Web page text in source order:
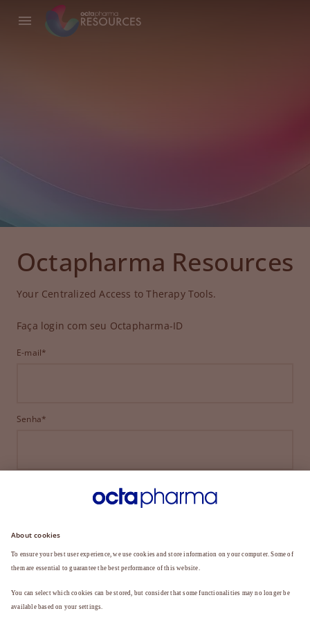
Octapharma Resources
Your Centralized Access to Therapy Tools.
Faça login com seu Octapharma-ID
E-mail*
Senha*
ENTRAR
ESQUECEU SUA SENHA?
Ainda não é membro?